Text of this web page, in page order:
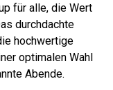
für alle, die Wert
durchdachte
hochwertige
optimalen Wahl
Abende.